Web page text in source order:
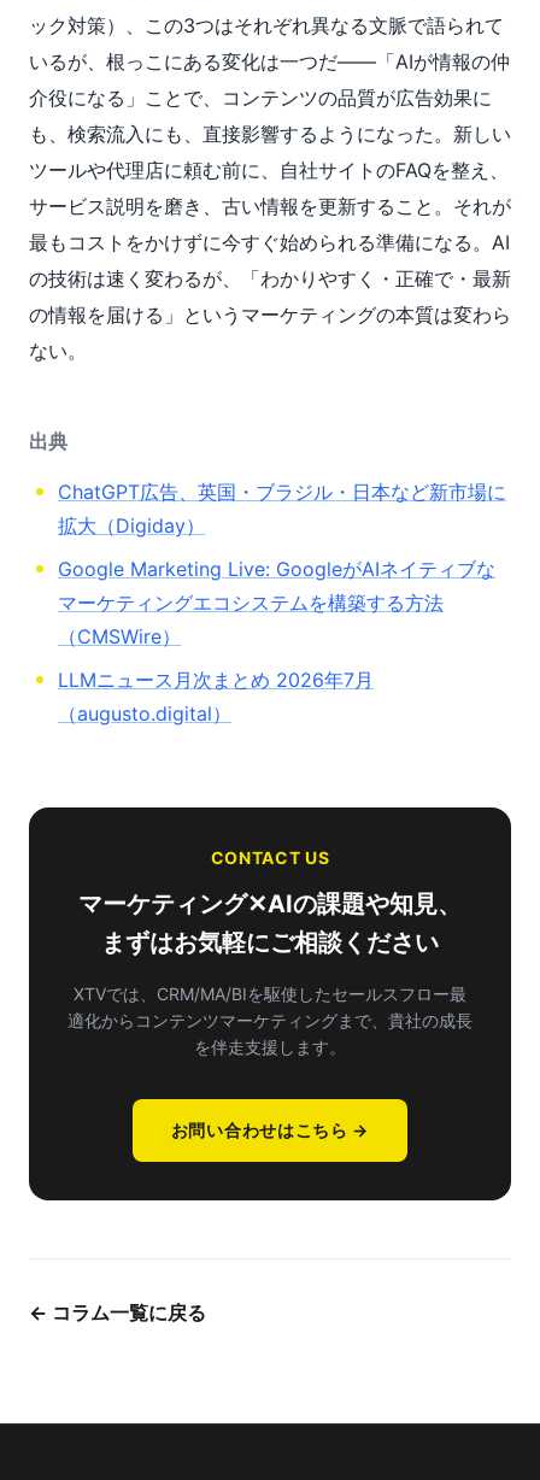
ック対策）、この3つはそれぞれ異なる文脈で語られて
いるが、根っこにある変化は一つだ——「AIが情報の仲
介役になる」ことで、コンテンツの品質が広告効果に
も、検索流入にも、直接影響するようになった。新しい
ツールや代理店に頼む前に、自社サイトのFAQを整え、
サービス説明を磨き、古い情報を更新すること。それが
最もコストをかけずに今すぐ始められる準備になる。AI
の技術は速く変わるが、「わかりやすく・正確で・最新
の情報を届ける」というマーケティングの本質は変わら
ない。
出典
ChatGPT広告、英国・ブラジル・日本など新市場に
拡大（Digiday）
Google Marketing Live: GoogleがAIネイティブな
マーケティングエコシステムを構築する方法
（CMSWire）
LLMニュース月次まとめ 2026年7月
（augusto.digital）
CONTACT US
マーケティング✕AIの課題や知見、
まずはお気軽にご相談ください
XTVでは、CRM/MA/BIを駆使したセールスフロー最
適化から コンテンツマーケティングまで、貴社の成長
を伴走支援します。
お問い合わせはこちら →
← コラム一覧に戻る